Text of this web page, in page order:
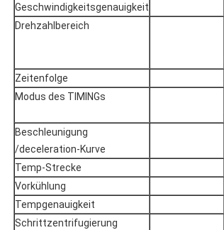
Geschwindigkeitsgenauigkeit
Drehzahlbereich
Zeitenfolge
Modus des TIMINGs
Beschleunigung
/deceleration-Kurve
Temp-Strecke
Vorkühlung
Tempgenauigkeit
Schrittzentrifugierung